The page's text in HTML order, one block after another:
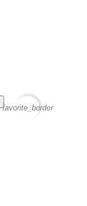
favorite_border